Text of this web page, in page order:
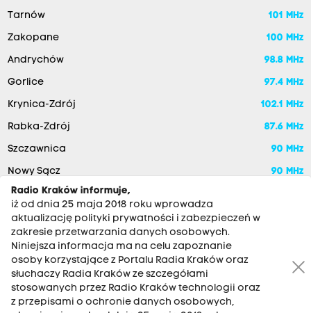
Tarnów 101 MHz
Zakopane 100 MHz
Andrychów 98.8 MHz
Gorlice 97.4 MHz
Krynica-Zdrój 102.1 MHz
Rabka-Zdrój 87.6 MHz
Szczawnica 90 MHz
Nowy Sącz 90 MHz
RADIO KRAKÓW SA. Aleja Juliusza Słowackiego 22, 30-007
Radio Kraków informuje,
iż od dnia 25 maja 2018 roku wprowadza
aktualizację polityki prywatności i zabezpieczeń w
zakresie przetwarzania danych osobowych.
Niniejsza informacja ma na celu zapoznanie
osoby korzystające z Portalu Radia Kraków oraz
słuchaczy Radia Kraków ze szczegółami
stosowanych przez Radio Kraków technologii oraz
z przepisami o ochronie danych osobowych,